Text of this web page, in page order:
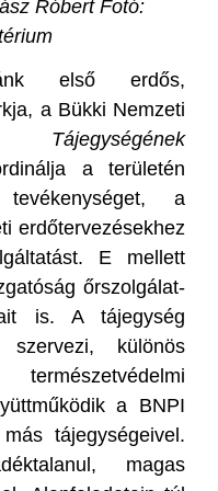
Róbert Fotó:
első erdős,
a Bükki Nemzeti
Tájegységének
a területén
a
erdőtervezésekhez
E mellett
őrszolgálat-
is. A tájegység
szervezi, különös
a BNPI
tájegységeivel.
magas